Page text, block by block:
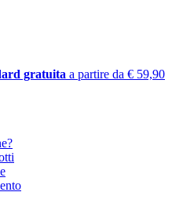
gratuita a partire da € 59,90